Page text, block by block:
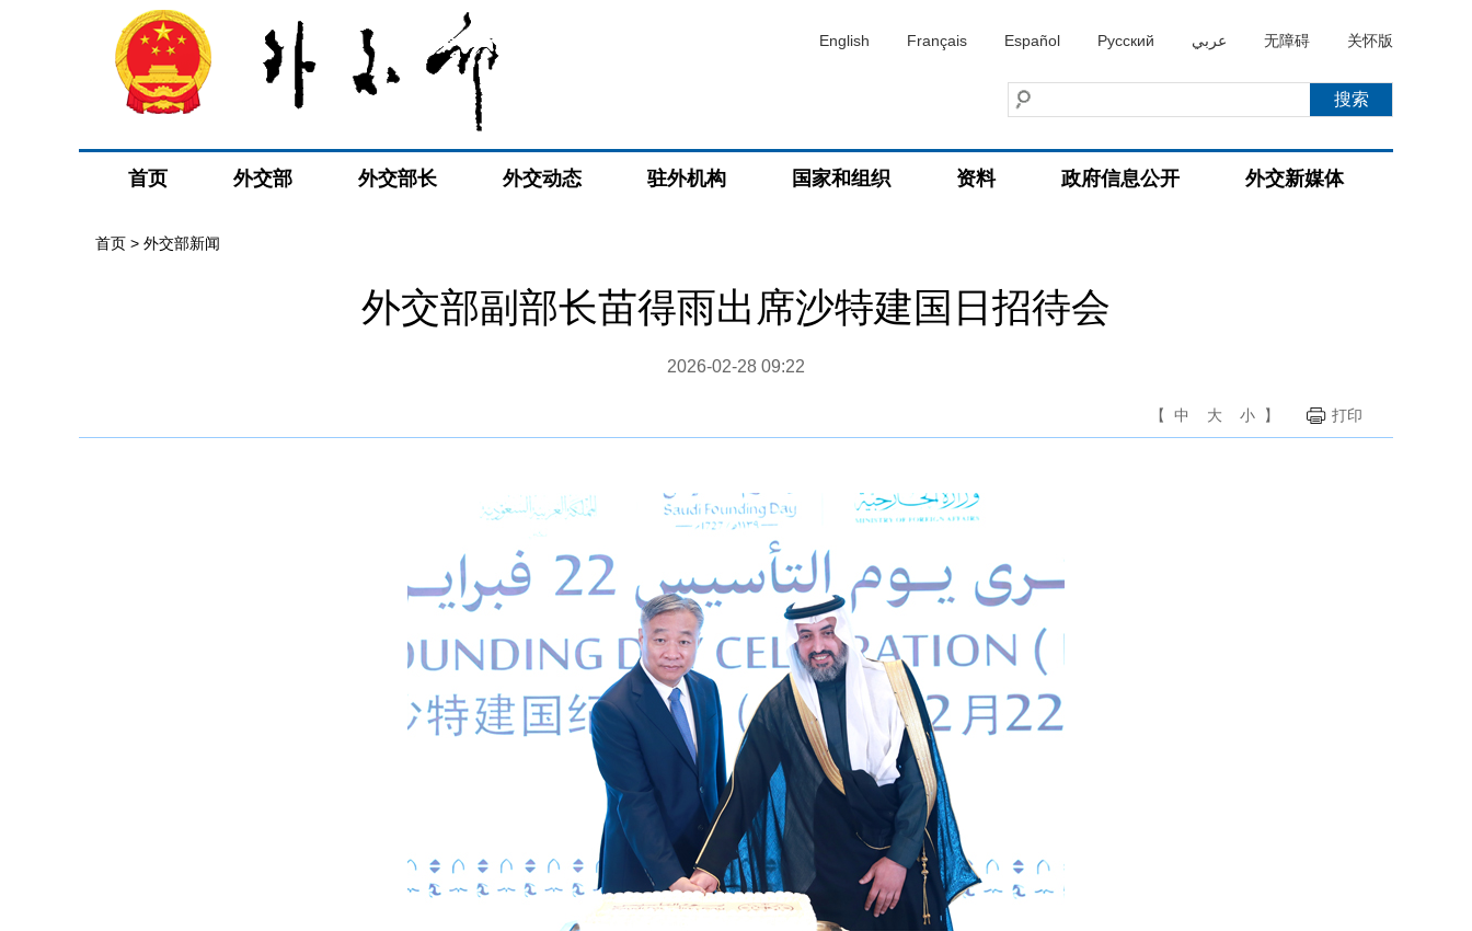
English Français Español Русский عربي 无障碍 关怀版
首页 外交部 外交部长 外交动态 驻外机构 国家和组织 资料 政府信息公开 外交新媒体
首页 > 外交部新闻
外交部副部长苗得雨出席沙特建国日招待会
2026-02-28 09:22
【 中 大 小 】 打印